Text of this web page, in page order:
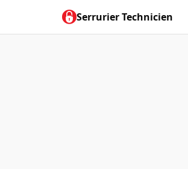
Serrurier Technicien